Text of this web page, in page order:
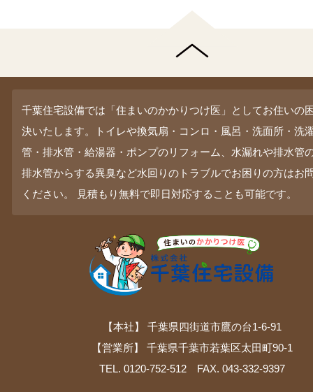
千葉住宅設備では「住まいのかかりつけ医」としてお住いの
決いたします。トイレや換気扇・コンロ・風呂・洗面所・洗
管・排水管・給湯器・ポンプのリフォーム、水漏れや排水管
排水管からする異臭など水回りのトラブルでお困りの方はお
ください。 見積もり無料で即日対応することも可能です。
【本社】 千葉県四街道市鷹の台1-6-91
【営業所】 千葉県千葉市若葉区太田町90-1
TEL. 0120-752-512 FAX. 043-332-9397